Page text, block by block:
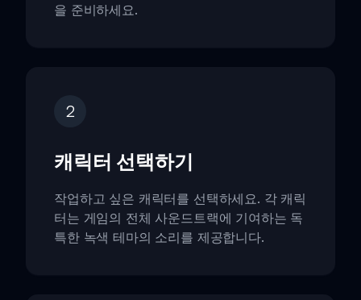
을 준비하세요.
2
캐릭터 선택하기
작업하고 싶은 캐릭터를 선택하세요. 각 캐릭
터는 게임의 전체 사운드트랙에 기여하는 독
특한 녹색 테마의 소리를 제공합니다.